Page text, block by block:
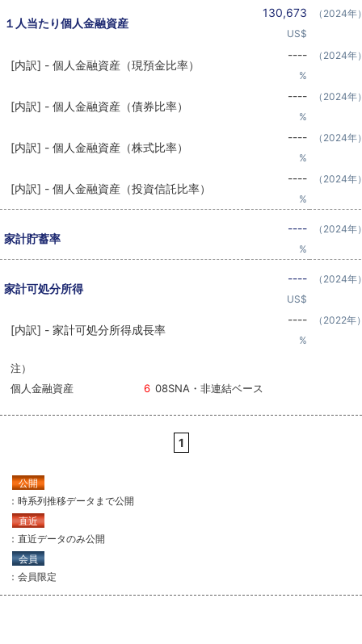
１人当たり個人金融資産
130,673
US$
（2024年
[内訳] - 個人金融資産（現預金比率）
----
%
（2024年
[内訳] - 個人金融資産（債券比率）
----
%
（2024年
[内訳] - 個人金融資産（株式比率）
----
%
（2024年
[内訳] - 個人金融資産（投資信託比率）
----
%
（2024年
家計貯蓄率
----
%
（2024年
家計可処分所得
----
US$
（2024年
[内訳] - 家計可処分所得成長率
----
%
（2022年
注）
個人金融資産
6 08SNA・非連結ベース
1
公開
：時系列推移データまで公開
直近
：直近データのみ公開
会員
：会員限定